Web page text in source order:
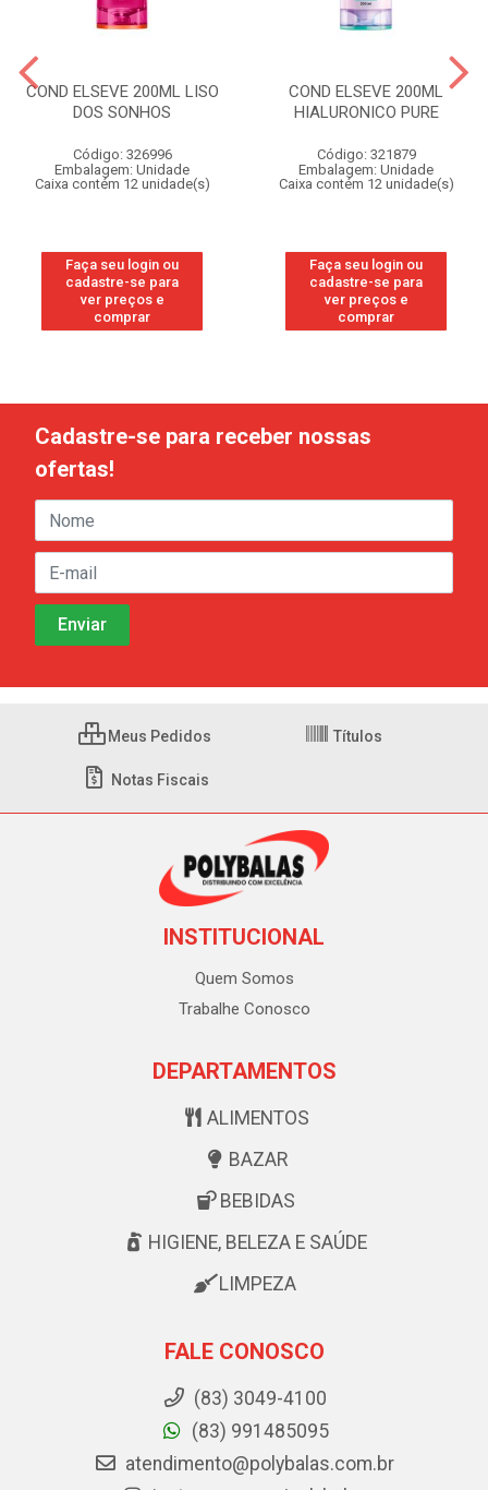
COND ELSEVE 200ML LISO
DOS SONHOS
Código: 326996
Embalagem: Unidade
Caixa contém 12 unidade(s)
Faça seu login ou
cadastre-se para
ver preços e
comprar
COND ELSEVE 200ML
HIALURONICO PURE
Código: 321879
Embalagem: Unidade
Caixa contém 12 unidade(s)
Faça seu login ou
cadastre-se para
ver preços e
comprar
Cadastre-se para receber nossas
ofertas!
Meus Pedidos Títulos
Notas Fiscais
INSTITUCIONAL
Quem Somos
Trabalhe Conosco
DEPARTAMENTOS
ALIMENTOS
BAZAR
BEBIDAS
HIGIENE, BELEZA E SAÚDE
LIMPEZA
FALE CONOSCO
(83) 3049-4100
(83) 991485095
atendimento@polybalas.com.br